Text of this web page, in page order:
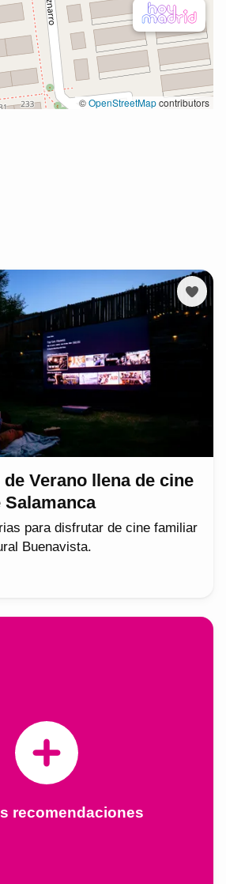
Verano llena de cine
Salamanca
para disfrutar de cine familiar
Buenavista.
recomendaciones